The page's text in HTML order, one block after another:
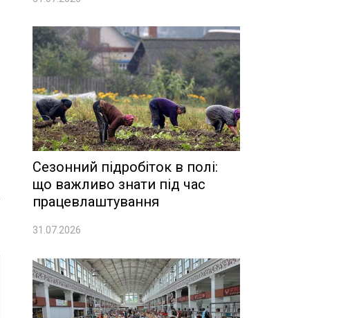
Сезонний підробіток в полі:
що важливо знати під час
працевлаштування
31.07.2026